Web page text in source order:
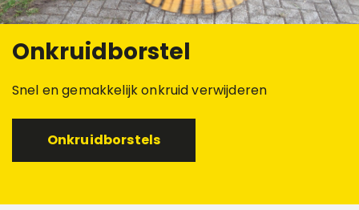
Onkruidborstel
Snel en gemakkelijk onkruid verwijderen
Onkruidborstels